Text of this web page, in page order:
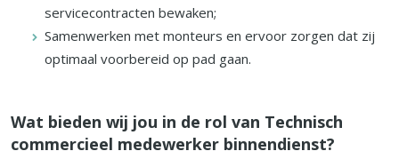
servicecontracten bewaken;
Samenwerken met monteurs en ervoor zorgen dat zij
optimaal voorbereid op pad gaan.
Wat bieden wij jou in de rol van Technisch
commercieel medewerker binnendienst?